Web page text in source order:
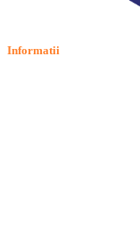
Informatii